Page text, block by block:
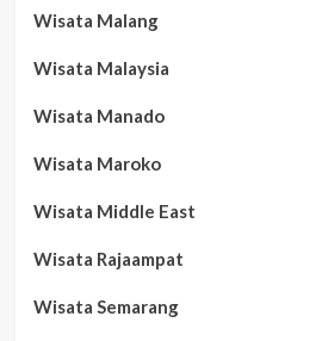
Wisata Malang
Wisata Malaysia
Wisata Manado
Wisata Maroko
Wisata Middle East
Wisata Rajaampat
Wisata Semarang